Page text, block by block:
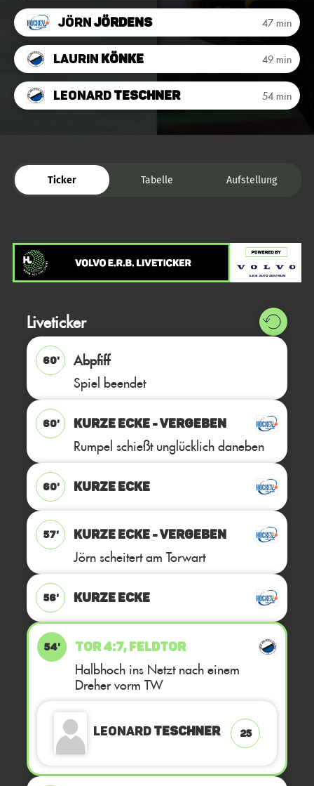
JörnJördens 47 min
Laurin Könke 49 min
LeonardTeschner 54 min
Ticker Tabelle Aufstellung
Liveticker
60'
Abpfiff
Spiel beendet
60' KURZE ECKE - VERGEBEN
Rumpel schießt unglücklich daneben
60' KURZE ECKE
57' KURZE ECKE - VERGEBEN
Jörn scheitert am Torwart
56' KURZE ECKE
54' TOR 4:7, FELDTOR
Halbhoch ins Netzt nach einem
Dreher vorm TW
LeonardTeschner 25